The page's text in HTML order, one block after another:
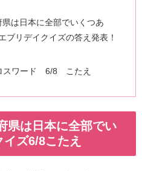
県は日本に全部でいくつあ
ブリデイクイズの答え発表！
スワード 6/8 こたえ
県は日本に全部でい
ズ6/8こたえ